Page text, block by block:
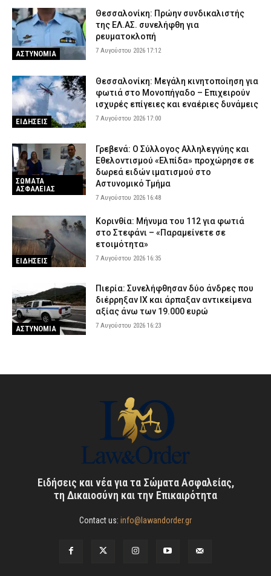
ΑΣΤΥΝΟΜΙΑ
Θεσσαλονίκη: Πρώην συνδικαλιστής
της ΕΛ.ΑΣ. συνελήφθη για
ρευματοκλοπή
7 Αυγούστου 2026 17:12
ΕΙΔΗΣΕΙΣ
Θεσσαλονίκη: Μεγάλη κινητοποίηση για
φωτιά στο Μονοπήγαδο – Επιχειρούν
ισχυρές επίγειες και εναέριες δυνάμεις
7 Αυγούστου 2026 17:00
ΣΩΜΑΤΑ
ΑΣΦΑΛΕΙΑΣ
Γρεβενά: Ο Σύλλογος Αλληλεγγύης και
Εθελοντισμού «Ελπίδα» προχώρησε σε
δωρεά ειδών ιματισμού στο
Αστυνομικό Τμήμα
7 Αυγούστου 2026 16:48
ΕΙΔΗΣΕΙΣ
Κορινθία: Μήνυμα του 112 για φωτιά
στο Στεφάνι – «Παραμείνετε σε
ετοιμότητα»
7 Αυγούστου 2026 16:35
ΑΣΤΥΝΟΜΙΑ
Πιερία: Συνελήφθησαν δύο άνδρες που
διέρρηξαν ΙΧ και άρπαξαν αντικείμενα
αξίας άνω των 19.000 ευρώ
7 Αυγούστου 2026 16:23
Ειδήσεις και νέα για τα Σώματα Ασφαλείας,
τη Δικαιοσύνη και την Επικαιρότητα
Contact us: info@lawandorder.gr